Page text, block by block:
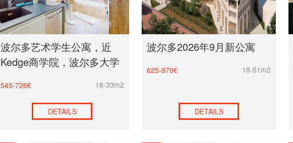
波尔多艺术学生公寓，近
Kedge商学院，波尔多大学
545-726€ 18-33m2
DETAILS
波尔多2026年9月新公寓
625-970€ 18-51m2
DETAILS